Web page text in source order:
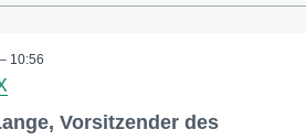
10:56
Vorsitzender des